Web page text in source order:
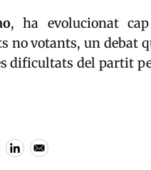
, ha evolucionat
no votants, un debat
dificultats del partit